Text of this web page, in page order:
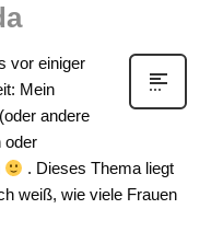
einiger
Mein
andere
oder
. Dieses Thema liegt
weiß, wie viele Frauen